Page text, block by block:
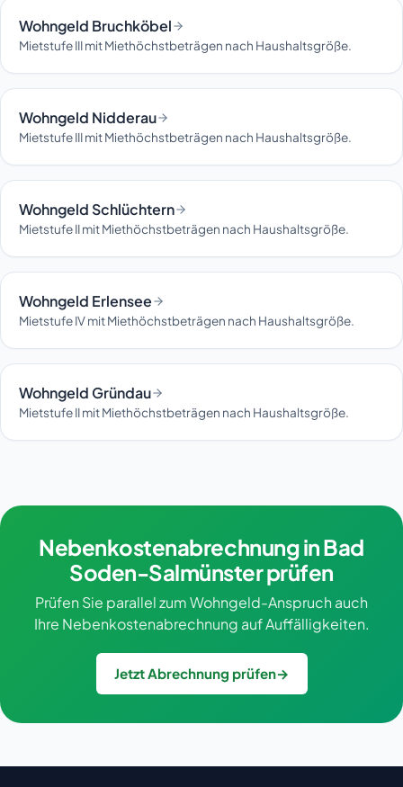
Wohngeld Bruchköbel
Mietstufe III mit Miethöchstbeträgen nach Haushaltsgröße.
Wohngeld Nidderau
Mietstufe III mit Miethöchstbeträgen nach Haushaltsgröße.
Wohngeld Schlüchtern
Mietstufe II mit Miethöchstbeträgen nach Haushaltsgröße.
Wohngeld Erlensee
Mietstufe IV mit Miethöchstbeträgen nach Haushaltsgröße.
Wohngeld Gründau
Mietstufe II mit Miethöchstbeträgen nach Haushaltsgröße.
Nebenkostenabrechnung in Bad
Soden-Salmünster prüfen
Prüfen Sie parallel zum Wohngeld-Anspruch auch
Ihre Nebenkostenabrechnung auf Auffälligkeiten.
Jetzt Abrechnung prüfen→